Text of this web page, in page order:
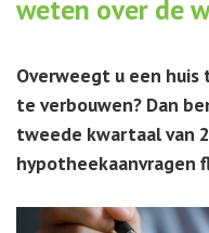
weten over de
Overweegt u een
te verbouwen? Dan
tweede kwartaal van
hypotheekaanvragen